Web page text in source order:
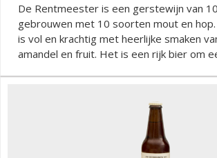
De Rentmeester is een gerstewijn van
gebrouwen met 10 soorten mout en
is vol en krachtig met heerlijke smaken
amandel en fruit. Het is een rijk bier om